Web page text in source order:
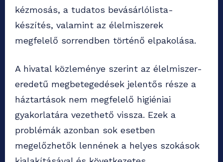
kézmosás, a tudatos bevásárlólista-
készítés, valamint az élelmiszerek
megfelelő sorrendben történő elpakolása.
A hivatal közleménye szerint az élelmiszer-
eredetű megbetegedések jelentős része a
háztartások nem megfelelő higiéniai
gyakorlatára vezethető vissza. Ezek a
problémák azonban sok esetben
megelőzhetők lennének a helyes szokások